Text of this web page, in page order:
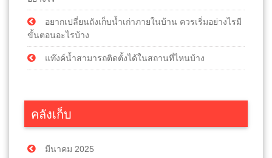
อยากเปลี่ยนถังเก็บน้ำเก่าภายในบ้าน ควรเริ่มอย่างไรมี
ขั้นตอนอะไรบ้าง
แท๊งค์น้ำสามารถติดตั้งได้ในสถานที่ไหนบ้าง
คลังเก็บ
มีนาคม 2025